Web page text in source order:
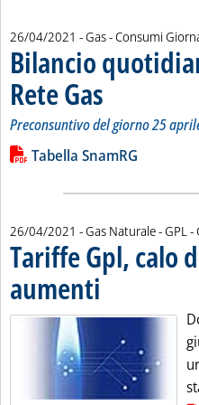
26/04/2021 - Gas - Consumi
Bilancio
Rete Gas . Sottotitolo:
. Pubblicata lunedì
Preconsuntivo del giorno 25
Leggi tutta la notizia:
Lista allegati PDF alla
Tabella SnamRG
26/04/2021 - Gas Naturale - GPL -
Tariffe Gpl, calo
aumenti . Pubblicata lunedì